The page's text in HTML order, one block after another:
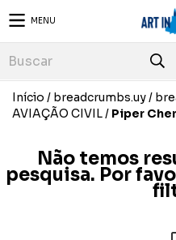
MENU
Início / breadcrumbs.uy/
AVIAÇÃO CIVIL/ Piper
Não temos
pesquisa. Por